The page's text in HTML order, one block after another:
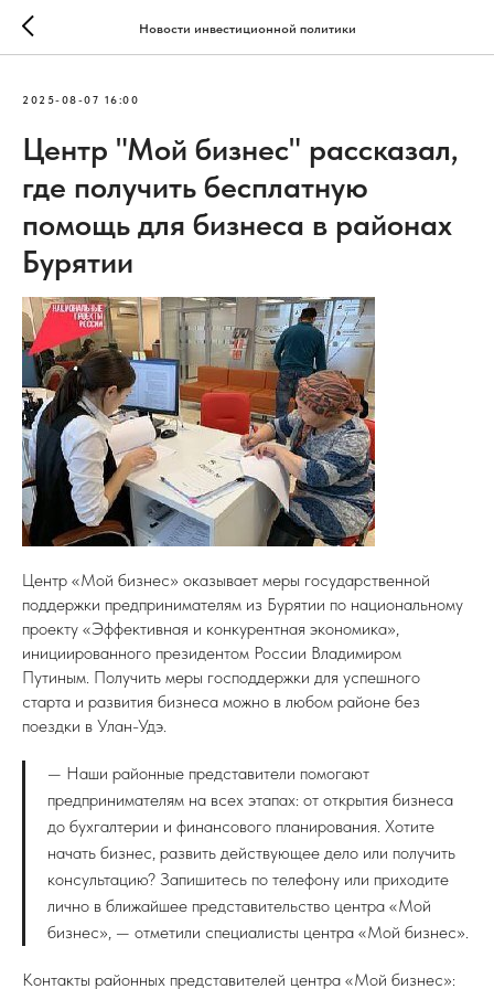
Новости инвестиционной политики
2025-08-07 16:00
Центр "Мой бизнес" рассказал,
где получить бесплатную
помощь для бизнеса в районах
Бурятии
Центр «Мой бизнес» оказывает меры государственной
поддержки предпринимателям из Бурятии по национальному
проекту «Эффективная и конкурентная экономика»,
инициированного президентом России Владимиром
Путиным. Получить меры господдержки для успешного
старта и развития бизнеса можно в любом районе без
поездки в Улан-Удэ.
— Наши районные представители помогают
предпринимателям на всех этапах: от открытия бизнеса
до бухгалтерии и финансового планирования. Хотите
начать бизнес, развить действующее дело или получить
консультацию? Запишитесь по телефону или приходите
лично в ближайшее представительство центра «Мой
бизнес», — отметили специалисты центра «Мой бизнес».
Контакты районных представителей центра «Мой бизнес»: